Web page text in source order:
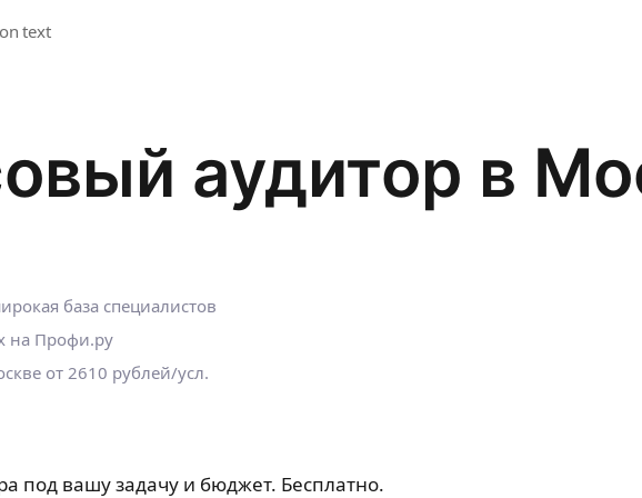
аудитор в
база специалистов
на Профи.ру
от 2610 рублей/усл.
под вашу задачу и бюджет. Бесплатно.